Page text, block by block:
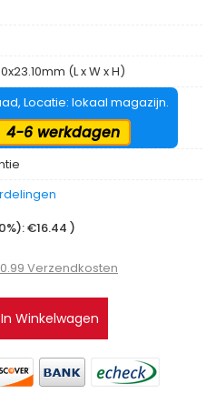
(L x W x H)
Locatie: lokaal magazijn.
4-6 werkdagen
€16.44 )
Verzendkosten
In Winkelwagen